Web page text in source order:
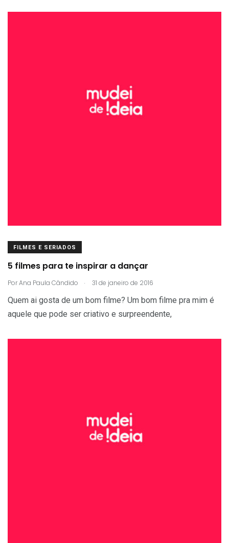
FILMES E SERIADOS
5 filmes para te inspirar a dançar
PorAna Paula Cândido . 31 de janeiro de 2016
Quem ai gosta de um bom filme? Um bom filme pra mim é
aquele que pode ser criativo e surpreendente,